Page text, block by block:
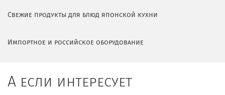
Свежие продукты для блюд японской кухни
Импортное и российское оборудование
А если интересует